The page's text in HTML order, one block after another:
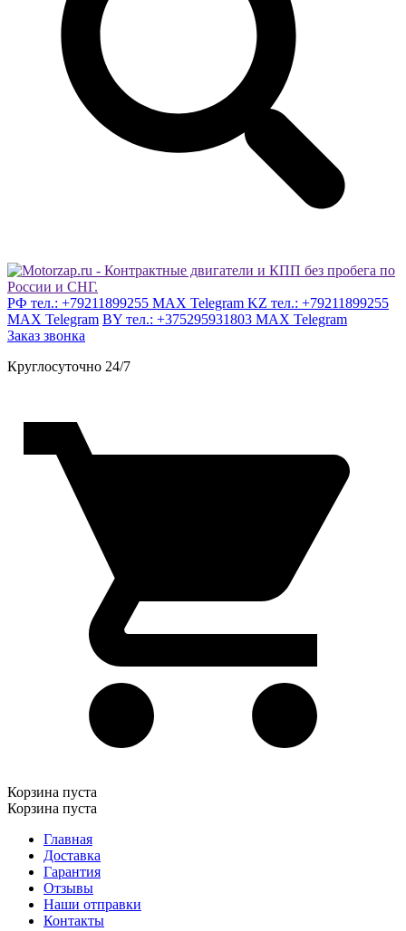
РФ тел.: +79211899255 MAX Telegram KZ тел.: +79211899255
MAX Telegram BY тел.: +375295931803 MAX Telegram
Заказ звонка
Круглосуточно 24/7
Корзина пуста
Корзина пуста
Главная
Доставка
Гарантия
Отзывы
Наши отправки
Контакты